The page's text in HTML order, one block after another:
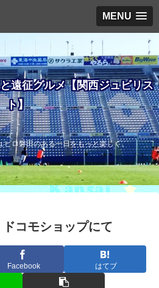
MENU
遠征グルメ【関西ジュビリス
ト】
ビロ磐田のある一日をもっと楽しく。
コモショップにて
Facebook はてブ